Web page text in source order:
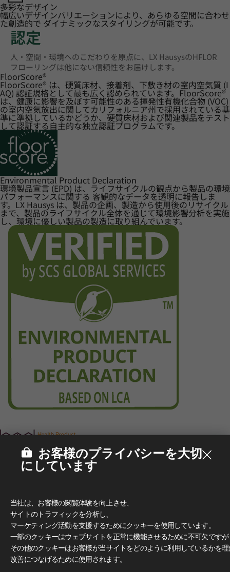
多彩なデザイン
幅広いデザインバリエーションにより、あらゆる空間に合わせ
た創造的で ダイナミックなスタイリングが可能です。
認定
人・空間・環境へのこだわりを原点に、LX HausysのHFLOR
フローリングは他にない信頼性をお届けします。
FloorScore®
FloorScore® は、硬質床材、接着剤、下敷き材の室内空気質 (I
AQ) 認証規格として最も広く認められています。FloorScore®
は、健康に影響を及ぼす可能性のある揮発性有機化合物 (VOC)
の室内空気放出に関してカリフォルニア州で採用されている基
準に準拠しているかどうか、硬質床材および関連製品をテスト
して認証する自主的な独立認証プログラムです。
Environmental Product Declaration
環境製品宣言 (EPD) は、ライフサイクルの観点から製品の環境
パフォーマンスに関する 客観的なデータを透明に報告しま
す。LX Hausys は、製品の企画、製造から使用後のリサイクル
まで、製品のライフサイクル全体を通じて環境影響分析を実施
し、環境に優しい製品の製造に取り組んでいます。
お客様のプライバシーを大切
にしています
当社は、お客様の閲覧体験を向上させ、
サイトのトラフィックを分析し、
マーケティング活動を支援するためにクッキーを使用しています。
一部のクッキーはウェブサイトを正常に機能させるために不可欠です
その他のクッキーはお客様が当サイトをどのように利用しているかを
改善につなげるために使用されます。